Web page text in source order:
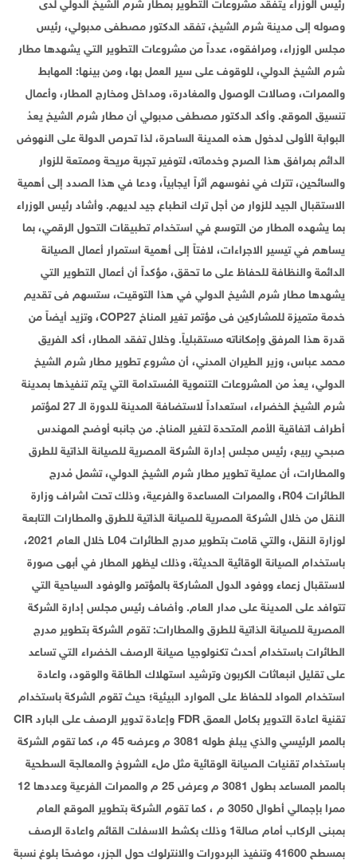
رئيس الوزراء يتفقد مشروعات التطوير بمطار شرم الشيخ الدولي لدى
وصوله إلى مدينة شرم الشيخ، تفقد الدكتور مصطفى مدبولي، رئيس
مجلس الوزراء، ومرافقوه، عدداً من مشروعات التطوير التي يشهدها مطار
شرم الشيخ الدولي، للوقوف على سير العمل بها، ومن بينها: المهابط
والممرات، وصالات الوصول والمغادرة، ومداخل ومخارج المطار، وأعمال
تنسيق الموقع. وأكد الدكتور مصطفى مدبولي أن مطار شرم الشيخ يعدُ
البوابة الأولى لدخول هذه المدينة الساحرة، لذا تحرص الدولة على النهوض
الدائم بمرافق هذا الصرح وخدماته، لتوفير تجربة مريحة وممتعة للزوار
والسائحين، تترك في نفوسهم أثراً ايجابياً، ودعا في هذا الصدد إلى أهمية
الاستقبال الجيد للزوار من أجل ترك انطباع جيد لديهم. وأشاد رئيس الوزراء
بما يشهده المطار من التوسع في استخدام تطبيقات التحول الرقمي، بما
يساهم في تيسير الاجراءات، لافتاً إلى أهمية استمرار أعمال الصيانة
الدائمة والنظافة للحفاظ على ما تحقق، مؤكداً أن أعمال التطوير التي
يشهدها مطار شرم الشيخ الدولي في هذا التوقيت، ستسهم فى تقديم
خدمة متميزة للمشاركين فى مؤتمر تغير المناخ COP27، وتزيد أيضاً من
قدرة هذا المرفق وإمكاناته مستقبلياً. وخلال تفقد المطار، أكد الفريق
محمد عباس، وزير الطيران المدني، أن مشروع تطوير مطار شرم الشيخ
الدولي، يعدُ من المشروعات التنموية المُستدامة التي يتم تنفيذها بمدينة
شرم الشيخ الخضراء، استعداداً لاستضافة المدينة للدورة الـ 27 لمؤتمر
أطراف اتفاقية الأمم المتحدة لتغير المناخ. من جانبه أوضح المهندس
صبحي ربيع، رئيس مجلس إدارة الشركة المصرية للصيانة الذاتية للطرق
والمطارات، أن عملية تطوير مطار شرم الشيخ الدولي، تشمل مُدرج
الطائرات R04، والممرات المساعدة والفرعية، وذلك تحت اشراف وزارة
النقل من خلال الشركة المصرية للصيانة الذاتية للطرق والمطارات التابعة
لوزارة النقل، والتي قامت بتطوير مدرج الطائرات L04 خلال العام 2021،
باستخدام الصيانة الوقائية الحديثة، وذلك ليظهر المطار في أبهى صورة
لاستقبال زعماء ووفود الدول المشاركة بالمؤتمر والوفود السياحية التي
تتوافد على المدينة على مدار العام. وأضاف رئيس مجلس إدارة الشركة
المصرية للصيانة الذاتية للطرق والمطارات: تقوم الشركة بتطوير مدرج
الطائرات باستخدام أحدث تكنولوجيا صيانة الرصف الخضراء التي تساعد
على تقليل انبعاثات الكربون وترشيد استهلاك الطاقة والوقود، واعادة
استخدام المواد للحفاظ على الموارد البيئية؛ حيث تقوم الشركة باستخدام
تقنية اعادة التدوير بكامل العمق FDR وإعادة تدوير الرصف على البارد CIR
بالممر الرئيسي والذي يبلغ طوله 3081 م وعرضه 45 م، كما تقوم الشركة
باستخدام تقنيات الصيانة الوقائية مثل ملء الشروخ والمعالجة السطحية
بالممر المساعد بطول 3081 م وعرض 25 م والممرات الفرعية وعددها 12
ممرا بإجمالي أطوال 3050 م ، كما تقوم الشركة بتطوير الموقع العام
بمبنى الركاب أمام صالة1 وذلك بكشط الاسفلت القائم واعادة الرصف
بمسطح 41600 وتنفيذ البردورات والانترلوك حول الجزر، موضحًا بلوغ نسبة